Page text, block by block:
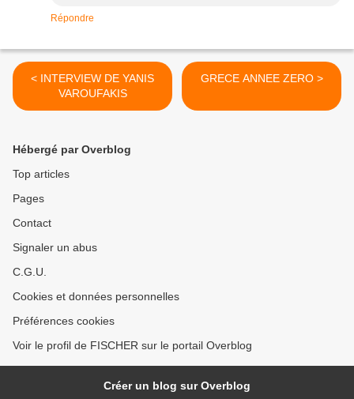
Répondre
< INTERVIEW DE YANIS
VAROUFAKIS
GRECE ANNEE ZERO >
Hébergé par Overblog
Top articles
Pages
Contact
Signaler un abus
C.G.U.
Cookies et données personnelles
Préférences cookies
Voir le profil de FISCHER sur le portail Overblog
Créer un blog sur Overblog